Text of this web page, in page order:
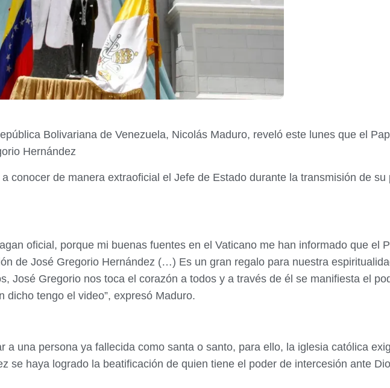
Bolivariana de Venezuela, Nicolás Maduro, reveló este lunes que el
Hernández
conocer de manera extraoficial el Jefe de Estado durante la transmisión de su
oficial, porque mi buenas fuentes en el Vaticano me han informado que el
de José Gregorio Hernández (…) Es un gran regalo para nuestra
José Gregorio nos toca el corazón a todos y a través de él se manifiesta el
dicho tengo el video”, expresó Maduro.
a una persona ya fallecida como santa o santo, para ello, la iglesia católica
se haya logrado la beatificación de quien tiene el poder de intercesión ante